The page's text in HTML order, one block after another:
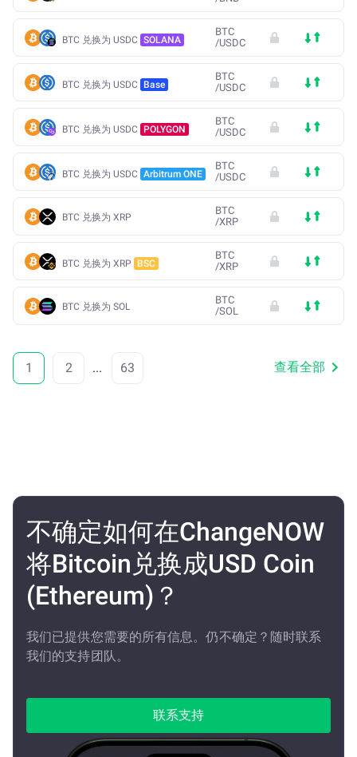
BTC 兑换为 USDC SOLANA
BTC
/USDC
BTC 兑换为 USDC Base
BTC
/USDC
BTC 兑换为 USDC POLYGON
BTC
/USDC
BTC 兑换为 USDC Arbitrum ONE
BTC
/USDC
BTC 兑换为 XRP
BTC
/XRP
BTC 兑换为 XRP BSC
BTC
/XRP
BTC 兑换为 SOL
BTC
/SOL
1 2 ... 63 查看全部
不确定如何在ChangeNOW
将Bitcoin兑换成USD Coin
(Ethereum)？
我们已提供您需要的所有信息。仍不确定？随时联系
我们的支持团队。
联系支持